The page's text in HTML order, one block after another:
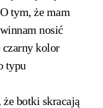
tym, że mam
nosić
czarny kolor
typu
botki skracają